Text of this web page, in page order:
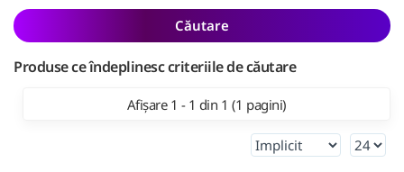
Căutare
Produse ce îndeplinesc criteriile de căutare
Afișare 1 - 1 din 1 (1 pagini)